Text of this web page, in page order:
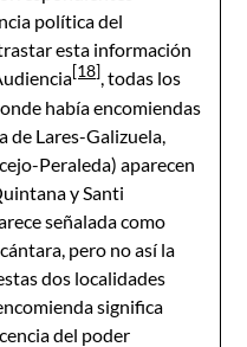
política del
esta información
[18], todas los
había encomiendas
de Lares-Galizuela,
Peraleda) aparecen
y Santi
señalada como
pero no así la
dos localidades
significa
del poder